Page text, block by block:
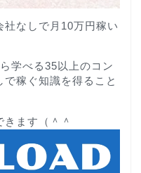
なしで月10万円稼い
学べる35以上のコン
稼ぐ知識を得ること
ます（＾＾